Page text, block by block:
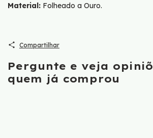
Material: Folheado a Ouro.
Compartilhar
Pergunte e veja
quem já comprou